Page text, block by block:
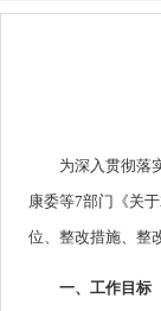
为深入贯彻落
康委等7部门《关
位、整改措施、整
一、工作目标